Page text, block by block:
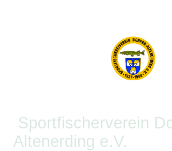
Sportfischerverein
Altenerding e.V.